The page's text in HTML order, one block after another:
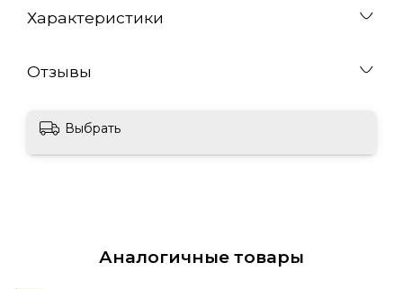
Характеристики
Отзывы
Выбрать
Аналогичные товары